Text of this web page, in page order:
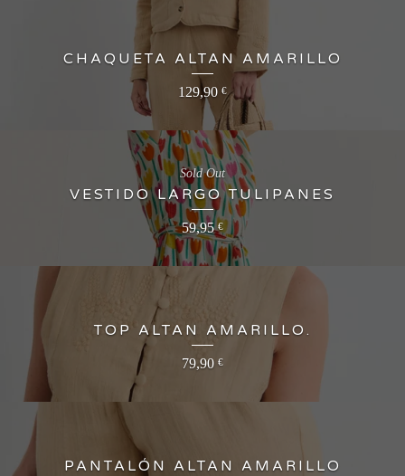
CHAQUETA ALTAN AMARILLO
129,90 €
VESTIDO LARGO TULIPANES
59,95€
Sold Out
TOP ALTAN AMARILLO.
79,90 €
PANTALÓN ALTAN AMARILLO